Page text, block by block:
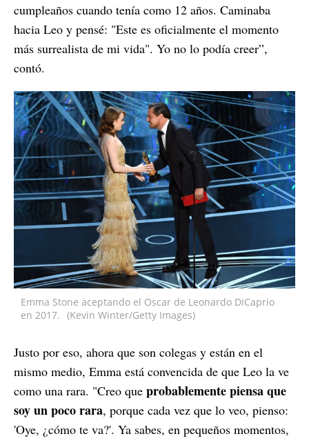
cumpleaños cuando tenía como 12 años. Caminaba
hacia Leo y pensé: "Este es oficialmente el momento
más surrealista de mi vida". Yo no lo podía creer”,
contó.
Emma Stone aceptando el Oscar de Leonardo DiCaprio
en 2017. (Kevin Winter/Getty Images)
Justo por eso, ahora que son colegas y están en el
mismo medio, Emma está convencida de que Leo la ve
como una rara. "Creo que probablemente piensa que
soy un poco rara, porque cada vez que lo veo, pienso:
'Oye, ¿cómo te va?'. Ya sabes, en pequeños momentos,